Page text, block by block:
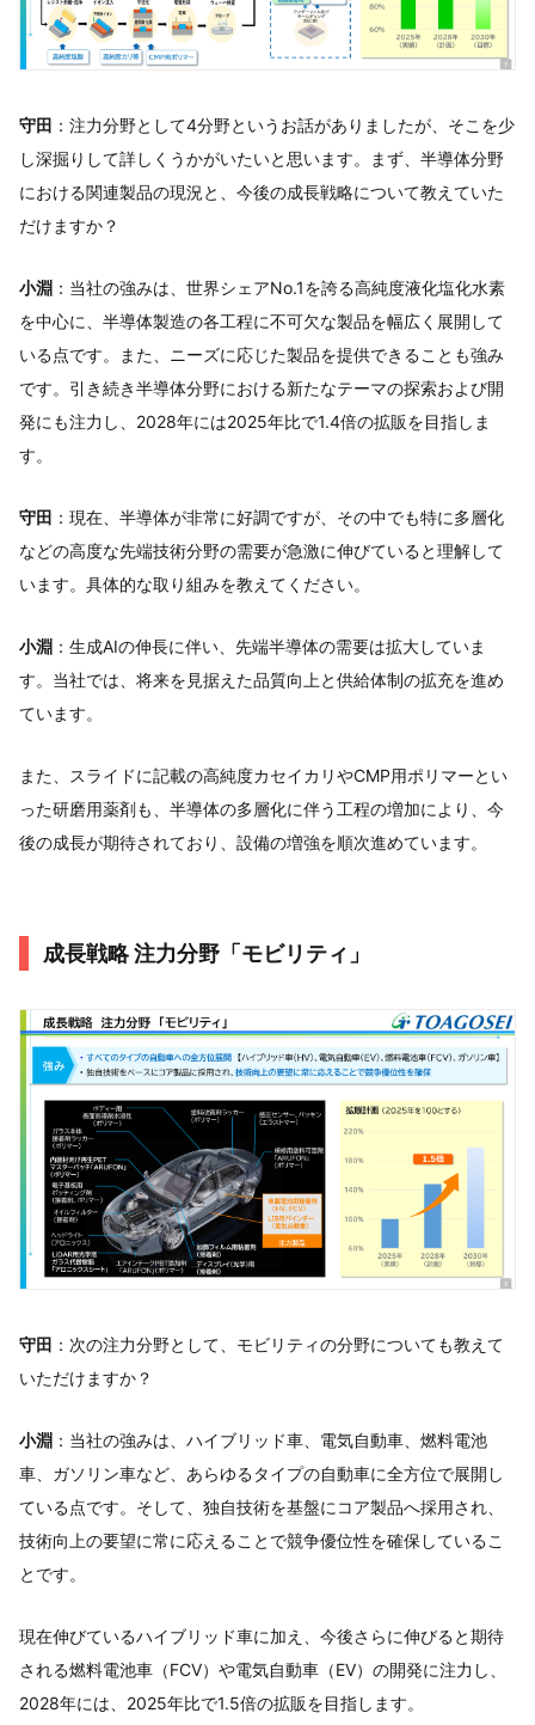
守田 ：注力分野として4分野というお話がありましたが、そこを少
し深掘りして詳しくうかがいたいと思います。まず、半導体分野
における関連製品の現況と、今後の成長戦略について教えていた
だけますか？
小淵 ：当社の強みは、世界シェアNo.1を誇る高純度液化塩化水素
を中心に、半導体製造の各工程に不可欠な製品を幅広く展開して
いる点です。また、ニーズに応じた製品を提供できることも強み
です。引き続き半導体分野における新たなテーマの探索および開
発にも注力し、2028年には2025年比で1.4倍の拡販を目指しま
す。
守田 ：現在、半導体が非常に好調ですが、その中でも特に多層化
などの高度な先端技術分野の需要が急激に伸びていると理解して
います。具体的な取り組みを教えてください。
小淵 ：生成AIの伸長に伴い、先端半導体の需要は拡大していま
す。当社では、将来を見据えた品質向上と供給体制の拡充を進め
ています。
また、スライドに記載の高純度カセイカリやCMP用ポリマーとい
った研磨用薬剤も、半導体の多層化に伴う工程の増加により、今
後の成長が期待されており、設備の増強を順次進めています。
成長戦略 注力分野「モビリティ」
守田 ：次の注力分野として、モビリティの分野についても教えて
いただけますか？
小淵 ：当社の強みは、ハイブリッド車、電気自動車、燃料電池
車、ガソリン車など、あらゆるタイプの自動車に全方位で展開し
ている点です。そして、独自技術を基盤にコア製品へ採用され、
技術向上の要望に常に応えることで競争優位性を確保しているこ
とです。
現在伸びているハイブリッド車に加え、今後さらに伸びると期待
される燃料電池車（FCV）や電気自動車（EV）の開発に注力し、
2028年には、2025年比で1.5倍の拡販を目指します。